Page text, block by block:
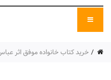
خرید کتاب خانواده موفق اثر